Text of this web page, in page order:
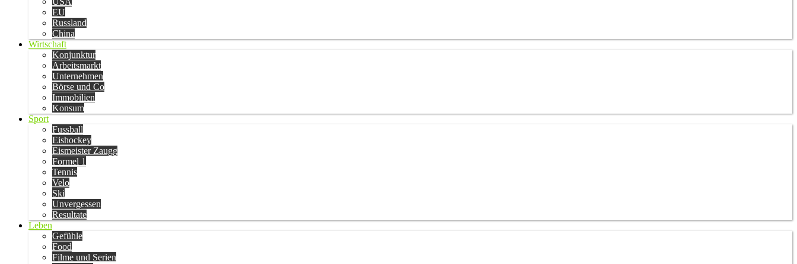
EU
Russland
China
Wirtschaft
Konjunktur
Arbeitsmarkt
Unternehmen
Börse und Co
Immobilien
Konsum
Sport
Fussball
Eishockey
Eismeister Zaugg
Formel 1
Tennis
Velo
Ski
Unvergessen
Resultate
Leben
Gefühle
Food
Filme und Serien